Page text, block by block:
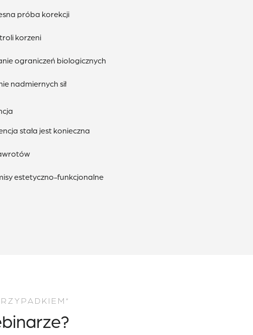
próba korekcji
korzeni
ograniczeń biologicznych
nadmiernych sił
stała jest konieczna
estetyczno-funkcjonalne